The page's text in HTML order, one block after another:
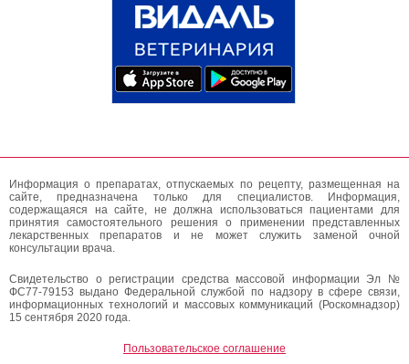
Информация о препаратах, отпускаемых по рецепту, размещенная на
сайте, предназначена только для специалистов. Информация,
содержащаяся на сайте, не должна использоваться пациентами для
принятия самостоятельного решения о применении представленных
лекарственных препаратов и не может служить заменой очной
консультации врача.
Свидетельство о регистрации средства массовой информации Эл №
ФС77-79153 выдано Федеральной службой по надзору в сфере связи,
информационных технологий и массовых коммуникаций (Роскомнадзор)
15 сентября 2020 года.
Пользовательское соглашение